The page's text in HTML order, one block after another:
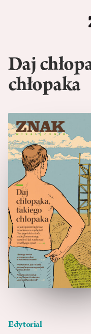
Daj
chłopaka
Edytorial